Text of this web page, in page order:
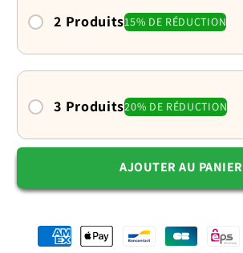
2 Produits15% DE RÉDUCTION
3 Produits20% DE RÉDUCTION
AJOUTER AU PANIER